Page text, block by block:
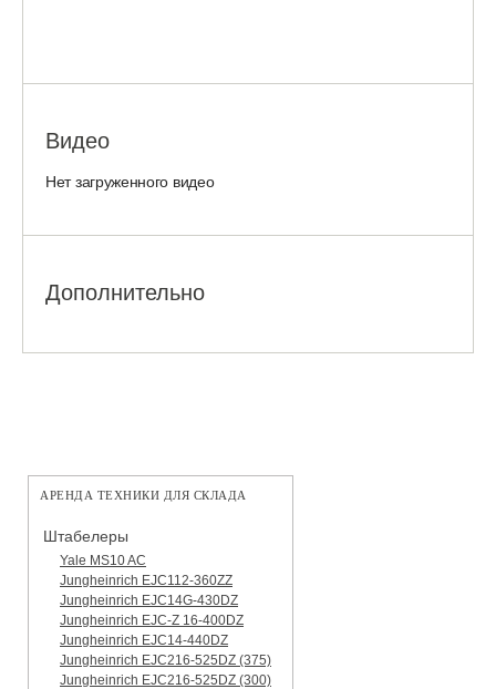
Видео
Нет загруженного видео
Дополнительно
АРЕНДА ТЕХНИКИ ДЛЯ СКЛАДА
Штабелеры
Yale MS10 AC
Jungheinrich EJC112-360ZZ
Jungheinrich EJC14G-430DZ
Jungheinrich EJC-Z 16-400DZ
Jungheinrich EJC14-440DZ
Jungheinrich EJC216-525DZ (375)
Jungheinrich EJC216-525DZ (300)